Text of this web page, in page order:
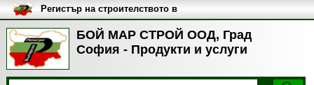
БОЙ МАР СТРОЙ ООД, Град
София - Продукти и услуги
Регистър на строителството в
България